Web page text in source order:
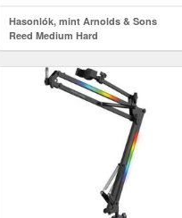
Hasonlók, mint Arnolds & Sons
Reed Medium Hard